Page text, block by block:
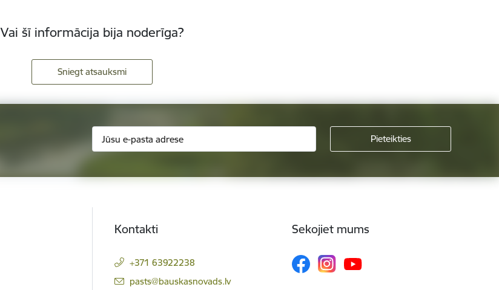
Vai šī informācija bija noderīga?
Sniegt atsauksmi
Kontakti
+371 63922238
E-pasts:
pasts@bauskasnovads.lv
Sekojiet mums